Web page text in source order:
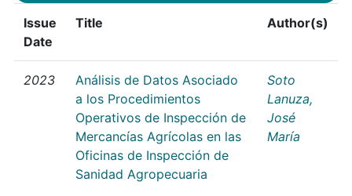
Issue
Date
Title Author(s)
2023
Análisis de Datos Asociado
a los Procedimientos
Operativos de Inspección de
Mercancías Agrícolas en las
Oficinas de Inspección de
Sanidad Agropecuaria
Soto
Lanuza,
José
María